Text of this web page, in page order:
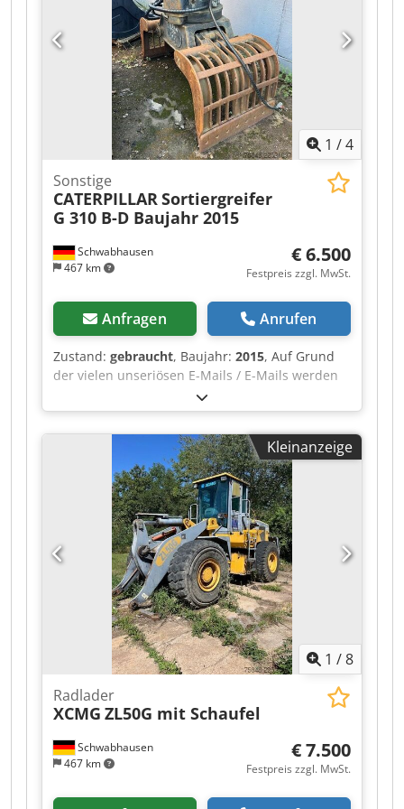
1 /4
Schwabhausen
467 km
Sonstige
CATERPILLARSortiergreifer
G 310 B-D Baujahr 2015
€ 6.500
Festpreis zzgl. MwSt.
Anfragen Anrufen
Zustand: gebraucht, Baujahr: 2015, Auf Grund
der vielen unseriösen E-Mails / E-Mails werden
nicht beantwortet Dsdpfx Asztlhqekwjkr
WhatsApp "IRRTÜMER,SCHREIBFEHLER UND
ZWISCHENVERKAUF VORBEHALTEN"
Kleinanzeige
1 /8
Schwabhausen
467 km
Radlader
XCMG ZL50G mit Schaufel
€ 7.500
Festpreis zzgl. MwSt.